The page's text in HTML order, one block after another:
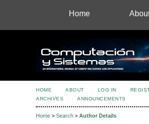
Home
HOME ABOUT LOG IN
ARCHIVES
ANNOUNCEMENTS
Home > Search > Author Details